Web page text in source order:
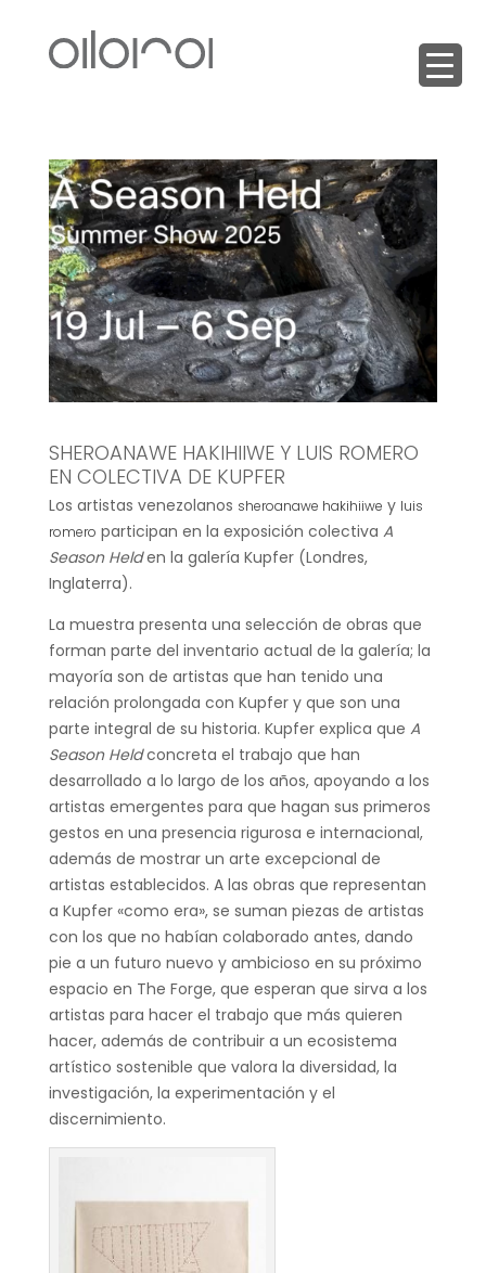
SHEROANAWE HAKIHIIWE Y LUIS ROMERO
EN COLECTIVA DE KUPFER
Los artistas venezolanos sheroanawe hakihiiwe y luis
romero participan en la exposición colectiva A
Season Helden la galería Kupfer (Londres,
Inglaterra).
La muestra presenta una selección de obras que
forman parte del inventario actual de la galería; la
mayoría son de artistas que han tenido una
relación prolongada con Kupfer y que son una
parte integral de su historia. Kupfer explica que A
Season Heldconcreta el trabajo que han
desarrollado a lo largo de los años, apoyando a los
artistas emergentes para que hagan sus primeros
gestos en una presencia rigurosa e internacional,
además de mostrar un arte excepcional de
artistas establecidos. A las obras que representan
a Kupfer «como era», se suman piezas de artistas
con los que no habían colaborado antes, dando
pie a un futuro nuevo y ambicioso en su próximo
espacio en The Forge, que esperan que sirva a los
artistas para hacer el trabajo que más quieren
hacer, además de contribuir a un ecosistema
artístico sostenible que valora la diversidad, la
investigación, la experimentación y el
discernimiento.